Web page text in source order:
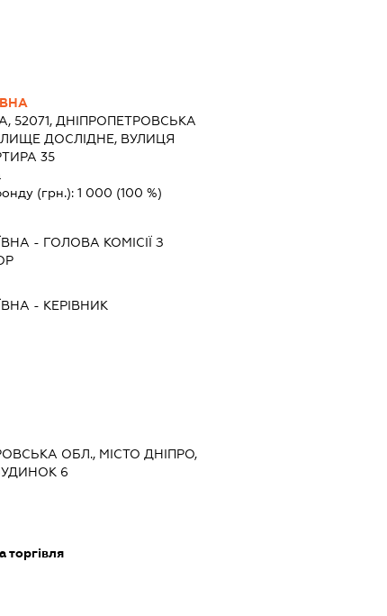
52071, ДНІПРОПЕТРОВСЬКА
ДОСЛІДНЕ, ВУЛИЦЯ
35
(грн.): 1 000 (100 %)
- ГОЛОВА КОМІСІЇ З
- КЕРІВНИК
ОБЛ., МІСТО ДНІПРО,
6
торгівля